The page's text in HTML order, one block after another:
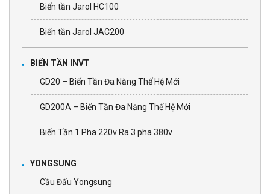
Biến tần Jarol HC100
Biến tần Jarol JAC200
BIẾN TẦN INVT
GD20 – Biến Tần Đa Năng Thế Hệ Mới
GD200A – Biến Tần Đa Năng Thế Hệ Mới
Biến Tần 1 Pha 220v Ra 3 pha 380v
YONGSUNG
Cầu Đấu Yongsung